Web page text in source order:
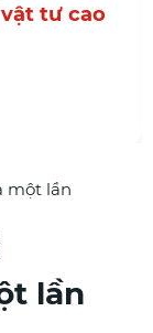
tư cao
lần